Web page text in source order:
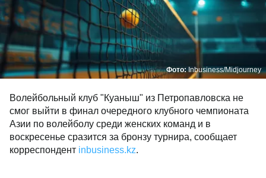
Фото:Inbusiness/Midjourney
Волейбольный клуб "Куаныш" из Петропавловска не
смог выйти в финал очередного клубного чемпионата
Азии по волейболу среди женских команд и в
воскресенье сразится за бронзу турнира, сообщает
корреспондент inbusiness.kz.